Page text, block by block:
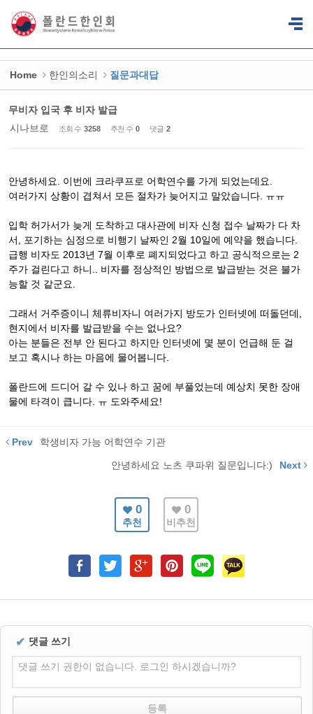
Home 한인의소리 질문과대답
무비자 입국 후 비자 발급
시나브로
조회 수 3258 추천 수 0 댓글 2
안녕하세요. 이번에 크라쿠프로 어학연수를 가게 되었는데요.
여러가지 상황이 겹쳐서 모든 절차가 늦어지고 말았습니다. ㅠㅠ
입학 허가서가 늦게 도착하고 대사관에 비자 신청 접수 날짜가 다 차
서, 포기하는 심정으로 비행기 날짜인 2월 10일에 예약을 했습니다.
급행 비자도 2013년 7월 이후로 폐지되었다고 하고 공식적으로는 2
주가 걸린다고 하니.. 비자를 정상적인 방법으로 발급받는 것은 불가
능할 것 같군요.
그래서 거주증이니 체류비자니 여러가지 방도가 인터넷에 떠돌던데,
현지에서 비자를 발급받을 수는 없나요?
아는 분들은 전부 안 된다고 하지만 인터넷에 몇 분이 언급해 둔 걸
보고 혹시나 하는 마음에 물어봅니다.
폴란드에 드디어 갈 수 있나 하고 꿈에 부풀었는데 예상치 못한 장애
물에 타격이 큽니다. ㅠ 도와주세요!
Prev 학생비자 가능 어학연수 기관
안녕하세요 노츠 쿠파위 질문입니다:) Next
0
추천
0
비추천
✔ 댓글 쓰기
댓글 쓰기 권한이 없습니다. 로그인 하시겠습니까?